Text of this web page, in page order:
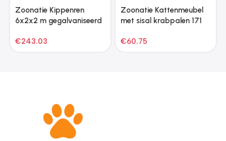
Zoonatie Kippenren
6x2x2 m gegalvaniseerd
€243.03
Zoonatie Kattenmeubel
met sisal krabpalen 171
€60.75